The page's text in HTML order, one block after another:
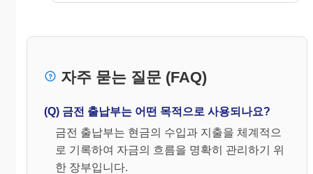
자주 묻는 질문 (FAQ)
(Q) 금전 출납부는 어떤 목적으로 사용되나요?
금전 출납부는 현금의 수입과 지출을 체계적으
로 기록하여 자금의 흐름을 명확히 관리하기 위
한 장부입니다.